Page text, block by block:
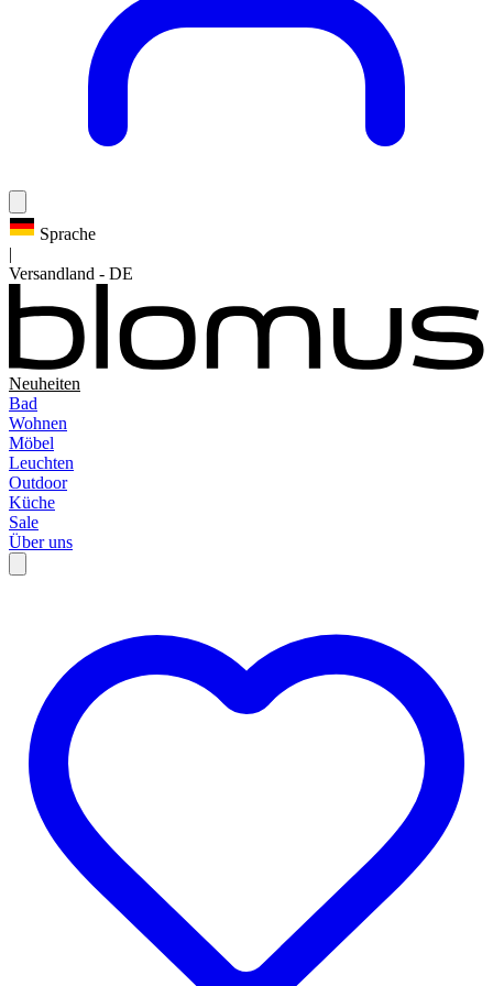
Sprache
|
Versandland - DE
Neuheiten
Bad
Wohnen
Möbel
Leuchten
Outdoor
Küche
Sale
Über uns